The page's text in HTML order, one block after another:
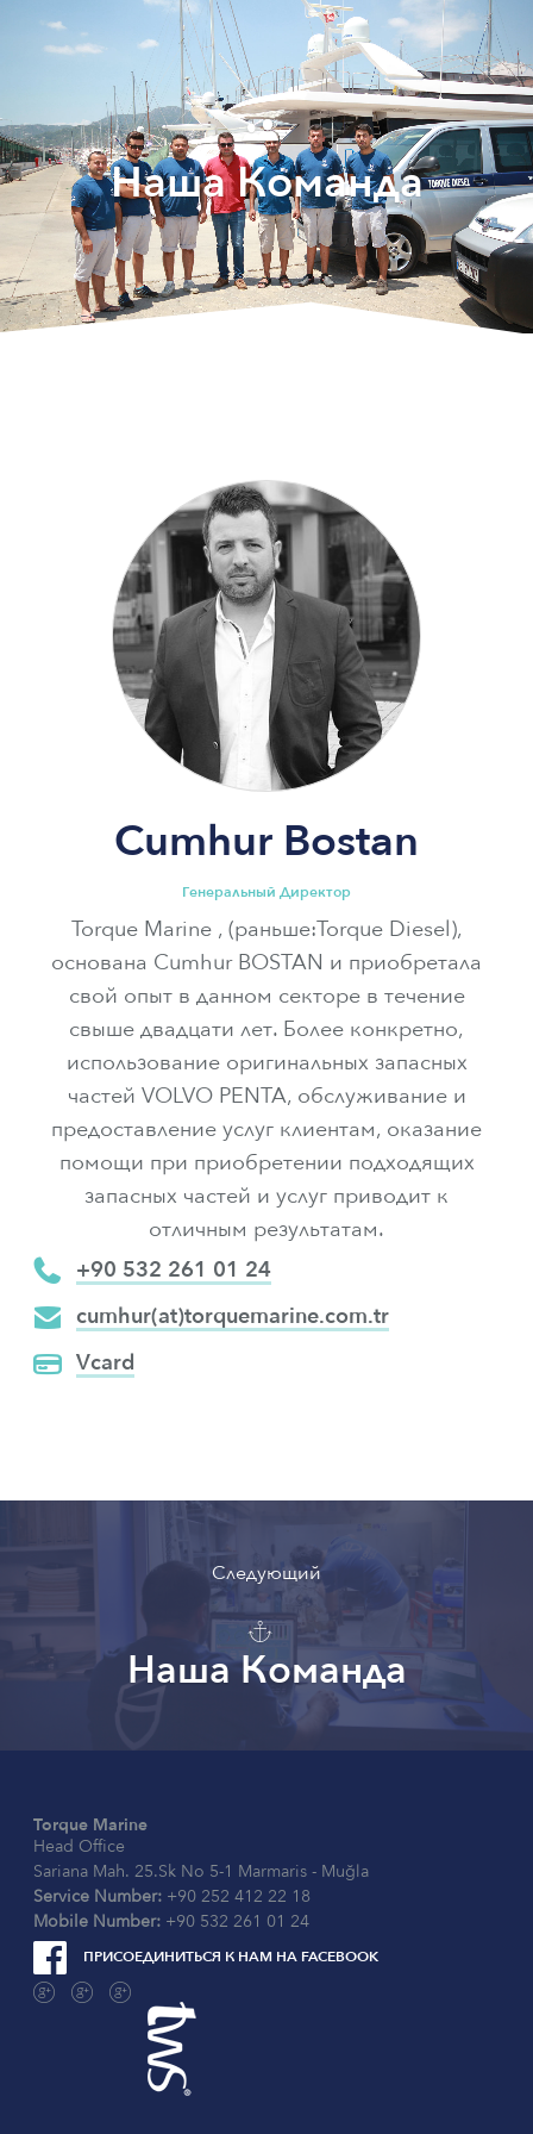
Наша Команда
Cumhur Bostan
Генеральный Директор
Torque Marine , (раньше:Torque Diesel),
основана Cumhur BOSTAN и приобретала
свой опыт в данном секторе в течение
свыше двадцати лет. Более конкретно,
использование оригинальных запасных
частей VOLVO PENTA, обслуживание и
предоставление услуг клиентам, оказание
помощи при приобретении подходящих
запасных частей и услуг приводит к
отличным результатам.
📞 +90 532 261 01 24
✉ cumhur(at)torquemarine.com.tr
💳 Vcard
Следующий
Наша Команда
Torque Marine
Head Office
Sariana Mah. 25.Sk No 5-1 Marmaris - Muğla
Service Number: +90 252 412 22 18
Mobile Number: +90 532 261 01 24
 ПРИСОЕДИНИТЬСЯ К НАМ НА FACEBOOK